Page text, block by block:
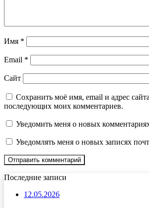
Имя *
Email *
Сайт
Сохранить моё имя, email и адрес
последующих моих комментариев.
Уведомить меня о новых
Уведомлять меня о новых записях
Последние записи
12.05.2026